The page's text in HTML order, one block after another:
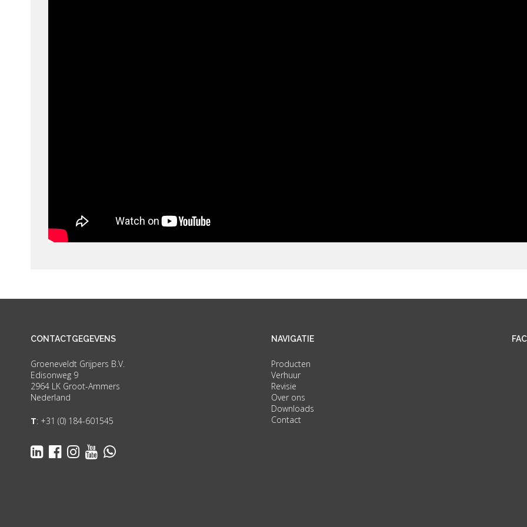
CONTACTGEGEVENS
Groeneveldt Grijpers B.V.
Edisonweg 9
2964 LK Groot-Ammers
Nederland
T: +31 (0) 184-601545
NAVIGATIE
Producten
Verhuur
Revisie
Over ons
Downloads
Contact